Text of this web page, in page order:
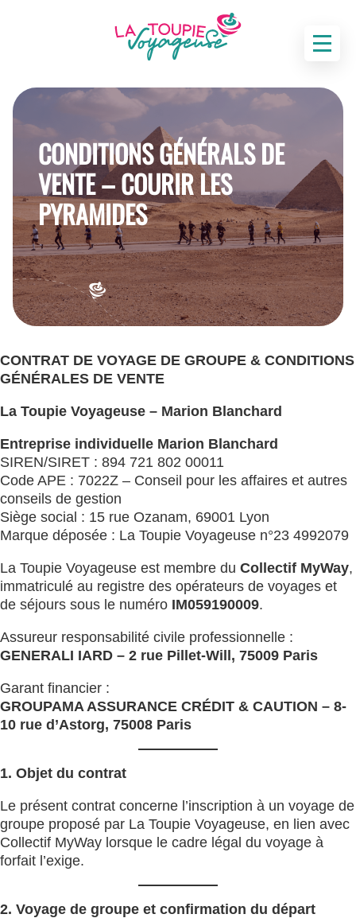
CONDITIONS GÉNÉRALS DE
VENTE – COURIR LES
PYRAMIDES
CONTRAT DE VOYAGE DE GROUPE & CONDITIONS
GÉNÉRALES DE VENTE
La Toupie Voyageuse – Marion Blanchard
Entreprise individuelle Marion Blanchard
SIREN/SIRET : 894 721 802 00011
Code APE : 7022Z – Conseil pour les affaires et autres
conseils de gestion
Siège social : 15 rue Ozanam, 69001 Lyon
Marque déposée : La Toupie Voyageuse n°23 4992079
La Toupie Voyageuse est membre du Collectif MyWay,
immatriculé au registre des opérateurs de voyages et
de séjours sous le numéro IM059190009.
Assureur responsabilité civile professionnelle :
GENERALI IARD – 2 rue Pillet-Will, 75009 Paris
Garant financier :
GROUPAMA ASSURANCE CRÉDIT & CAUTION – 8-
10 rue d’Astorg, 75008 Paris
1. Objet du contrat
Le présent contrat concerne l’inscription à un voyage de
groupe proposé par La Toupie Voyageuse, en lien avec
Collectif MyWay lorsque le cadre légal du voyage à
forfait l’exige.
2. Voyage de groupe et confirmation du départ